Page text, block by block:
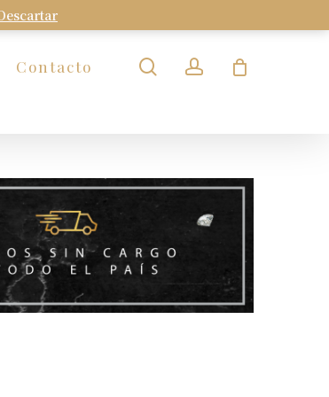
Contacto searchaccount